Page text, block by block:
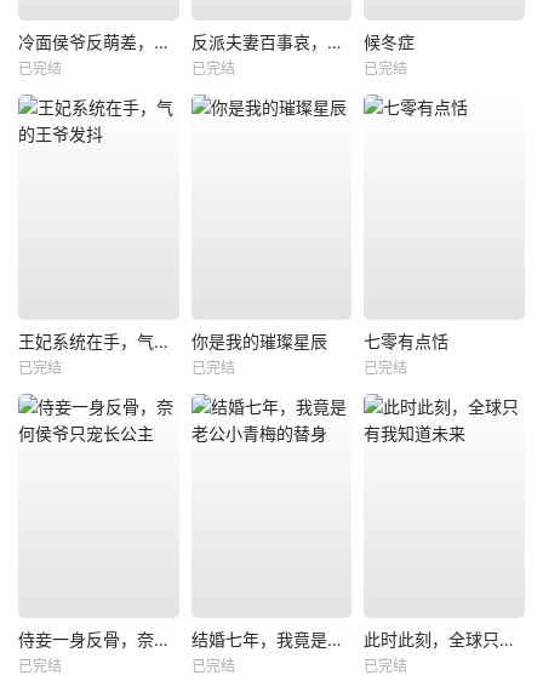
冷面侯爷反萌差，独宠作精继室啦
已完结
反派夫妻百事哀，今天在哪搞破坏
已完结
候冬症
已完结
王妃系统在手，气的王爷发抖
已完结
你是我的璀璨星辰
已完结
七零有点恬
已完结
侍妾一身反骨，奈何侯爷只宠长公主
已完结
结婚七年，我竟是老公小青梅的替身
已完结
此时此刻，全球只有我知道未来
已完结